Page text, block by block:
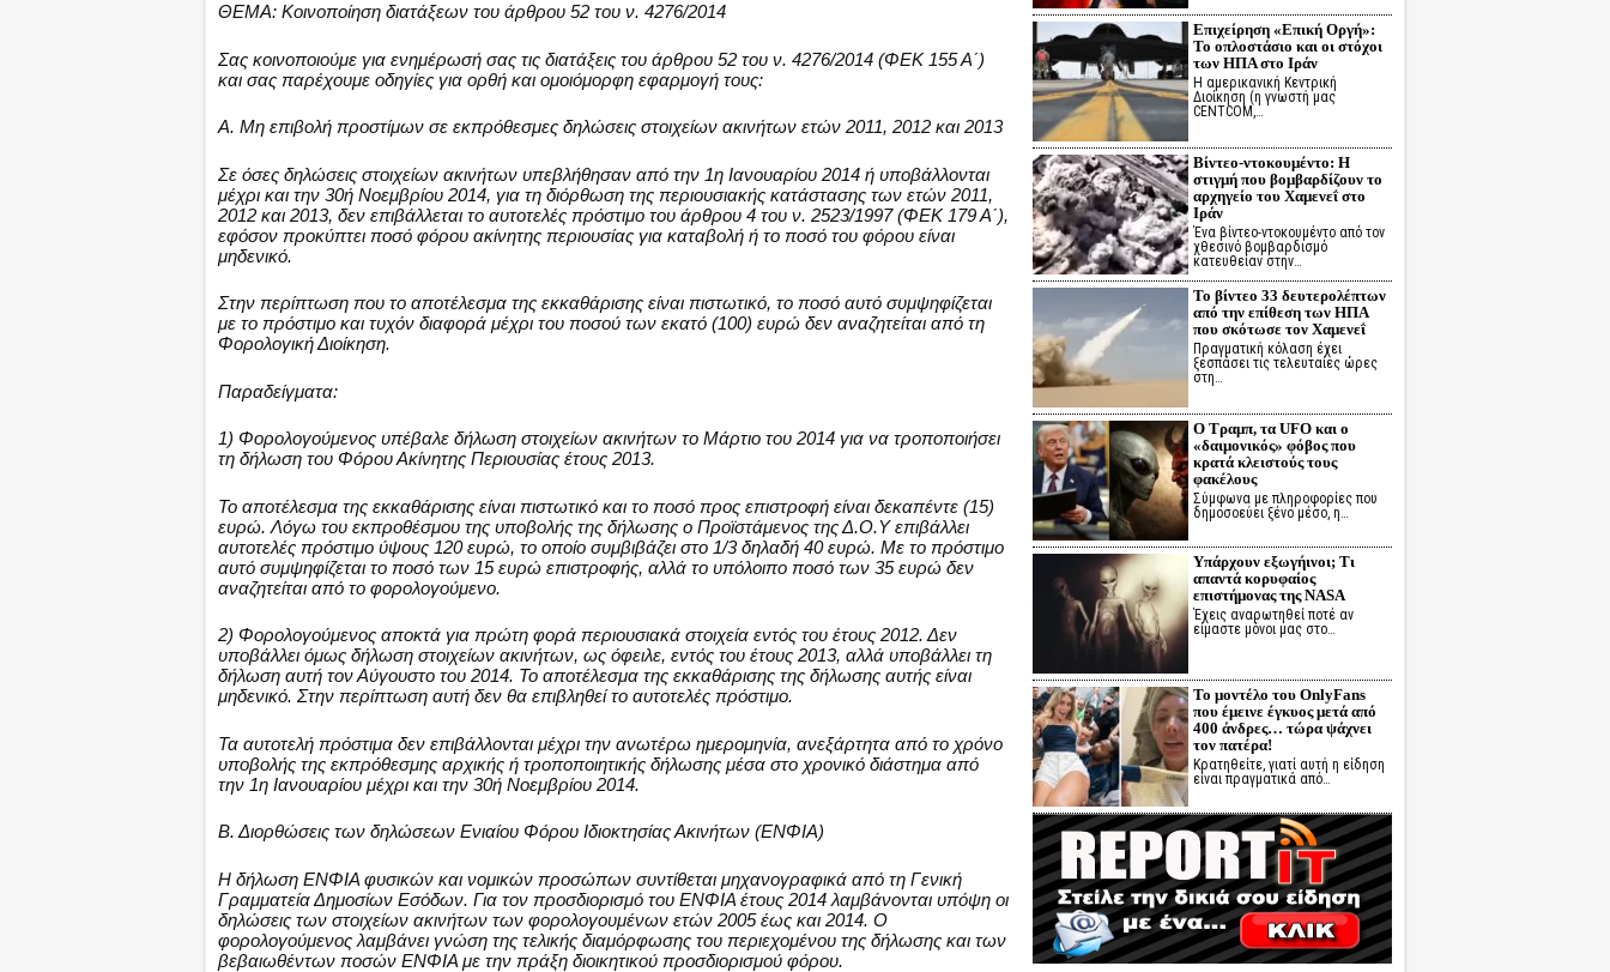
ΘΕΜΑ: Κοινοποίηση διατάξεων του άρθρου 52 του ν. 4276/2014
Σας κοινοποιούμε για ενημέρωσή σας τις διατάξεις του άρθρου 52 του ν. 4276/2014 (ΦΕΚ 155 Α΄)
και σας παρέχουμε οδηγίες για ορθή και ομοιόμορφη εφαρμογή τους:
Α. Μη επιβολή προστίμων σε εκπρόθεσμες δηλώσεις στοιχείων ακινήτων ετών 2011, 2012 και 2013
Σε όσες δηλώσεις στοιχείων ακινήτων υπεβλήθησαν από την 1η Ιανουαρίου 2014 ή υποβάλλονται
μέχρι και την 30ή Νοεμβρίου 2014, για τη διόρθωση της περιουσιακής κατάστασης των ετών 2011,
2012 και 2013, δεν επιβάλλεται το αυτοτελές πρόστιμο του άρθρου 4 του ν. 2523/1997 (ΦΕΚ 179 Α΄),
εφόσον προκύπτει ποσό φόρου ακίνητης περιουσίας για καταβολή ή το ποσό του φόρου είναι
μηδενικό.
Στην περίπτωση που το αποτέλεσμα της εκκαθάρισης είναι πιστωτικό, το ποσό αυτό συμψηφίζεται
με το πρόστιμο και τυχόν διαφορά μέχρι του ποσού των εκατό (100) ευρώ δεν αναζητείται από τη
Φορολογική Διοίκηση.
Παραδείγματα:
1) Φορολογούμενος υπέβαλε δήλωση στοιχείων ακινήτων το Μάρτιο του 2014 για να τροποποιήσει
τη δήλωση του Φόρου Ακίνητης Περιουσίας έτους 2013.
Το αποτέλεσμα της εκκαθάρισης είναι πιστωτικό και το ποσό προς επιστροφή είναι δεκαπέντε (15)
ευρώ. Λόγω του εκπροθέσμου της υποβολής της δήλωσης ο Προϊστάμενος της Δ.Ο.Υ επιβάλλει
αυτοτελές πρόστιμο ύψους 120 ευρώ, το οποίο συμβιβάζει στο 1/3 δηλαδή 40 ευρώ. Με το πρόστιμο
αυτό συμψηφίζεται το ποσό των 15 ευρώ επιστροφής, αλλά το υπόλοιπο ποσό των 35 ευρώ δεν
αναζητείται από το φορολογούμενο.
2) Φορολογούμενος αποκτά για πρώτη φορά περιουσιακά στοιχεία εντός του έτους 2012. Δεν
υποβάλλει όμως δήλωση στοιχείων ακινήτων, ως όφειλε, εντός του έτους 2013, αλλά υποβάλλει τη
δήλωση αυτή τον Αύγουστο του 2014. Το αποτέλεσμα της εκκαθάρισης της δήλωσης αυτής είναι
μηδενικό. Στην περίπτωση αυτή δεν θα επιβληθεί το αυτοτελές πρόστιμο.
Τα αυτοτελή πρόστιμα δεν επιβάλλονται μέχρι την ανωτέρω ημερομηνία, ανεξάρτητα από το χρόνο
υποβολής της εκπρόθεσμης αρχικής ή τροποποιητικής δήλωσης μέσα στο χρονικό διάστημα από
την 1η Ιανουαρίου μέχρι και την 30ή Νοεμβρίου 2014.
Β. Διορθώσεις των δηλώσεων Ενιαίου Φόρου Ιδιοκτησίας Ακινήτων (ΕΝΦΙΑ)
Η δήλωση ΕΝΦΙΑ φυσικών και νομικών προσώπων συντίθεται μηχανογραφικά από τη Γενική
Γραμματεία Δημοσίων Εσόδων. Για τον προσδιορισμό του ΕΝΦΙΑ έτους 2014 λαμβάνονται υπόψη οι
δηλώσεις των στοιχείων ακινήτων των φορολογουμένων ετών 2005 έως και 2014. Ο
φορολογούμενος λαμβάνει γνώση της τελικής διαμόρφωσης του περιεχομένου της δήλωσης και των
βεβαιωθέντων ποσών ΕΝΦΙΑ με την πράξη διοικητικού προσδιορισμού φόρου.
Επιχείρηση «Επική Οργή»:
Το οπλοστάσιο και οι στόχοι
των ΗΠΑ στο Ιράν
Η αμερικανική Κεντρική
Διοίκηση (η γνωστή μας
CENTCOM,…
Βίντεο-ντοκουμέντο: Η
στιγμή που βομβαρδίζουν το
αρχηγείο του Χαμενεΐ στο
Ιράν
Ένα βίντεο-ντοκουμέντο από τον
χθεσινό βομβαρδισμό
κατευθείαν στην…
Το βίντεο 33 δευτερολέπτων
από την επίθεση των ΗΠΑ
που σκότωσε τον Χαμενεΐ
Πραγματική κόλαση έχει
ξεσπάσει τις τελευταίες ώρες
στη…
Ο Τραμπ, τα UFO και ο
«δαιμονικός» φόβος που
κρατά κλειστούς τους
φακέλους
Σύμφωνα με πληροφορίες που
δημοσοεύει ξένο μέσο, η…
Υπάρχουν εξωγήινοι; Τι
απαντά κορυφαίος
επιστήμονας της NASA
Έχεις αναρωτηθεί ποτέ αν
είμαστε μόνοι μας στο…
Το μοντέλο του OnlyFans
που έμεινε έγκυος μετά από
400 άνδρες… τώρα ψάχνει
τον πατέρα!
Κρατηθείτε, γιατί αυτή η είδηση
είναι πραγματικά από…